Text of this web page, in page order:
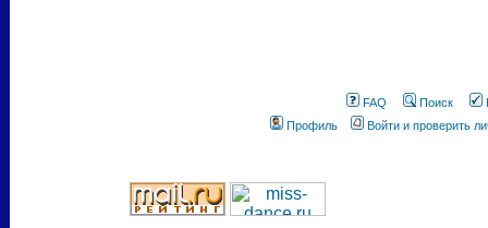
FAQ Поиск
Профиль
Войти и проверить